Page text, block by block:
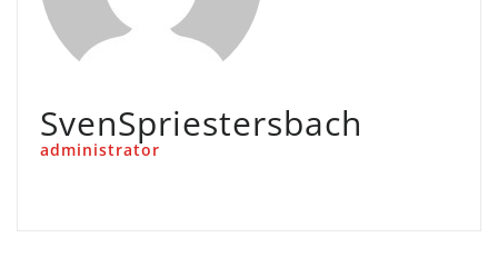
SvenSpriestersbach
administrator